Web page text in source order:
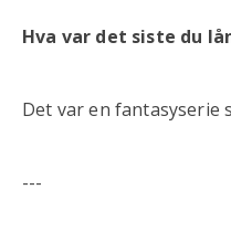
Hva var det siste du
Det var en fantasyserie
---